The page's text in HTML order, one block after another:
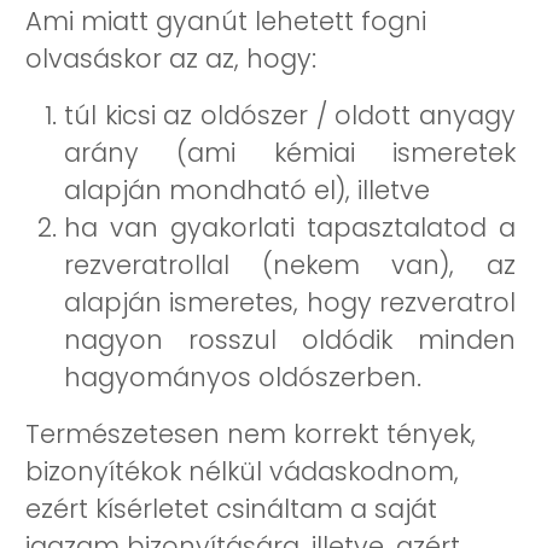
Ami miatt gyanút lehetett fogni
olvasáskor az az, hogy:
túl kicsi az oldószer / oldott anyagy
arány (ami kémiai ismeretek
alapján mondható el), illetve
ha van gyakorlati tapasztalatod a
rezveratrollal (nekem van), az
alapján ismeretes, hogy rezveratrol
nagyon rosszul oldódik minden
hagyományos oldószerben.
Természetesen nem korrekt tények,
bizonyítékok nélkül vádaskodnom,
ezért kísérletet csináltam a saját